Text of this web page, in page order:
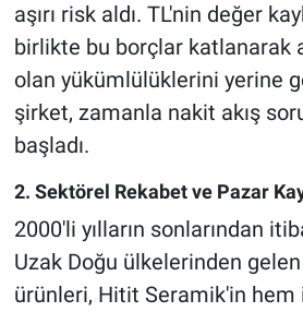
aşırı risk aldı. TL'nin değer
birlikte bu borçlar katlanarak
olan yükümlülüklerini yerine
şirket, zamanla nakit akış
başladı.
2. Sektörel Rekabet ve Pazar
2000'li yılların sonlarından
Uzak Doğu ülkelerinden
ürünleri, Hitit Seramik'in